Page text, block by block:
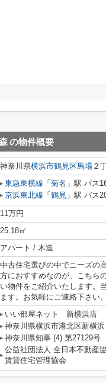
の物件概要
神奈川県横浜市鶴見区馬場 ２
東急東横線 「 菊名 」駅 バス
京浜東北線 「 鶴見 」駅 バス
11万円
25.18㎡
アパート / 木造
中古住宅選びの中でニーズの
方におすすめなのが、こちら
い物件をご紹介いたします。
ます。お気軽にご連絡下さい。
いい部屋ネット 新横浜店
神奈川県横浜市港北区新横
神奈川県知事 (4) 第27129号
公益社団法人 全日本不動産
賃貸住宅管理協会